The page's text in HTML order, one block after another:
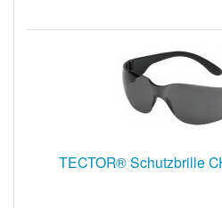
TECTOR® Schutzbrille